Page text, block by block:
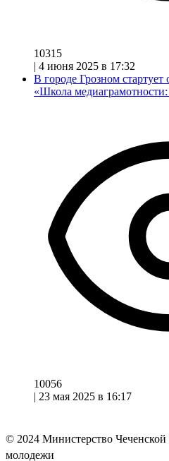
10315
| 4 июня 2025 в 17:32
В городе Грозном стартует
«Школа медиаграмотности:
10056
| 23 мая 2025 в 16:17
© 2024 Министерство
молодежи